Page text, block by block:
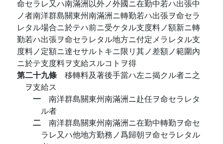
命セラレ又ハ南滿洲以外ノ外國ニ在勤中若ハ出張中
ノ者南洋群島關東州南滿洲ニ轉勤若ハ出張ヲ命セラ
レタル場合ニ於テハ前ニ受ケタル支度料ノ額新ニ轉
勤若ハ出張ヲ命セラレタル地方ニ付定メラレタル支
度料ノ定額ニ達セサルトキニ限リ其ノ差額ノ範圍內
ニ於テ支度料ヲ支給スルコトヲ得
第二十九條 移轉料及著後手當ハ左ニ揭クル者ニ之
ヲ支給ス
一 南洋群島關東州南滿洲ニ赴任ヲ命セラレタ
ル者
二 南洋群島關東州南滿洲ニ在勤中轉勤ヲ命セ
ラレ又ハ他地方勤務ノ爲歸朝ヲ命セラレタル